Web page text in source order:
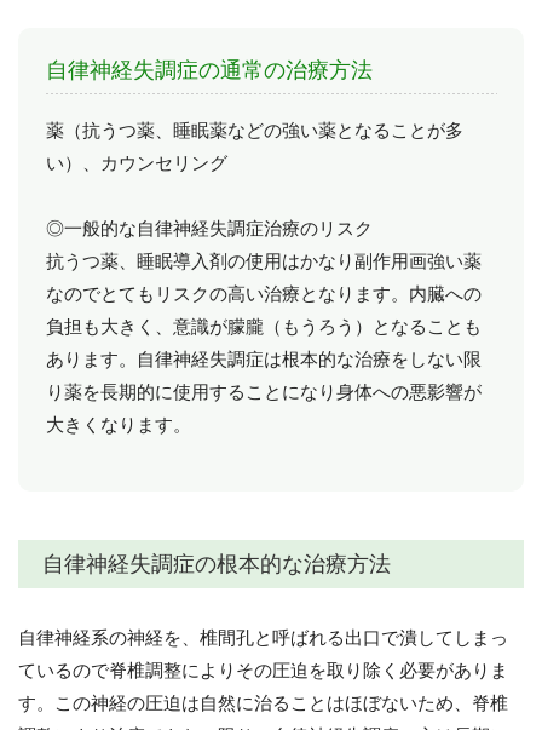
自律神経失調症の通常の治療方法
薬（抗うつ薬、睡眠薬などの強い薬となることが多
い）、カウンセリング
◎一般的な自律神経失調症治療のリスク
抗うつ薬、睡眠導入剤の使用はかなり副作用画強い薬
なのでとてもリスクの高い治療となります。内臓への
負担も大きく、意識が朦朧（もうろう）となることも
あります。自律神経失調症は根本的な治療をしない限
り薬を長期的に使用することになり身体への悪影響が
大きくなります。
自律神経失調症の根本的な治療方法
自律神経系の神経を、椎間孔と呼ばれる出口で潰してしまっ
ているので脊椎調整によりその圧迫を取り除く必要がありま
す。この神経の圧迫は自然に治ることはほぼないため、脊椎